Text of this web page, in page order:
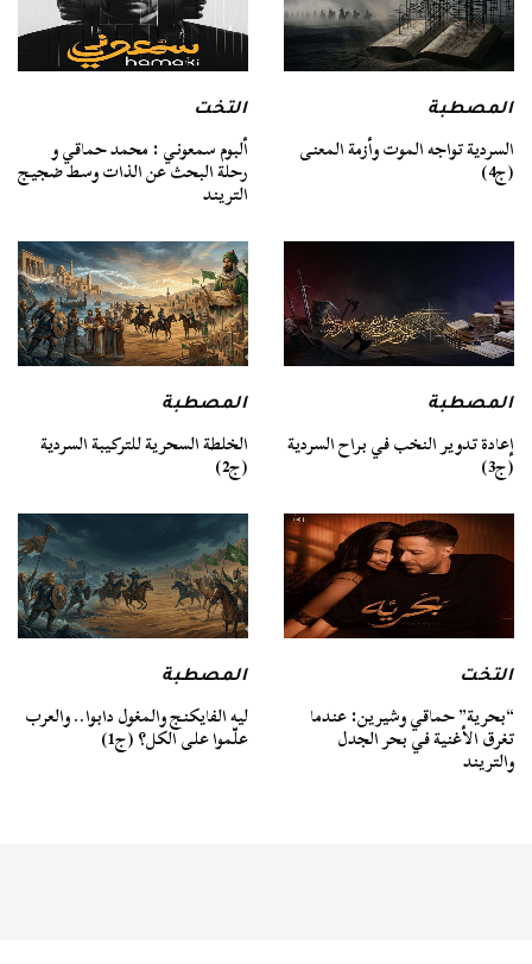
المصطبة
السردية تواجه الموت وأزمة المعنى
(ج4)
التخت
ألبوم سمعوني : محمد حماقي و
رحلة البحث عن الذات وسط ضجيج
التريند
المصطبة
إعادة تدوير النخب في براح السردية
(ج3)
المصطبة
الخلطة السحرية للتركيبة السردية
(ج2)
التخت
“بحرية” حماقي وشيرين: عندما
تغرق الأغنية في بحر الجدل
والتريند
المصطبة
ليه الفايكنج والمغول دابوا.. والعرب
علّموا على الكل؟ (ج1)